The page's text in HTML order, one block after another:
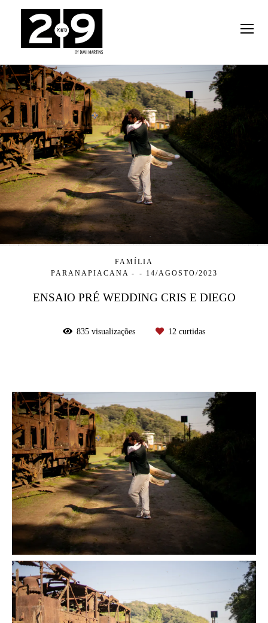
FAMÍLIA
PARANAPIACANA -
14/AGOSTO/2023
ENSAIO PRÉ WEDDING CRIS E DIEGO
835 visualizações 12 curtidas